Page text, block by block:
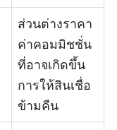
ส่วนต่างราคา
ค่าคอมมิชชั่น
ที่อาจเกิดขึ้น
การให้สินเชื่อ
ข้ามคืน